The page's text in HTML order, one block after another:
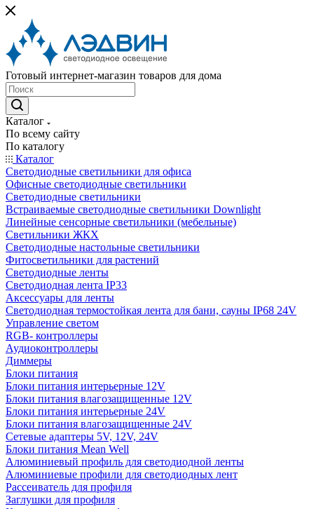
Готовый интернет-магазин товаров для дома
Каталог
По всему сайту
По каталогу
Каталог
Светодиодные светильники для офиса
Офисные светодиодные светильники
Светодиодные светильники
Встраиваемые светодиодные светильники Downlight
Линейные сенсорные светильники (мебельные)
Светильники ЖКХ
Светодиодные настольные светильники
Фитосветильники для растений
Светодиодные ленты
Светодиодная лента IP33
Аксессуары для ленты
Светодиодная термостойкая лента для бани, сауны IP68 24V
Управление светом
RGB- контроллеры
Аудиоконтроллеры
Диммеры
Блоки питания
Блоки питания интерьерные 12V
Блоки питания влагозащищенные 12V
Блоки питания интерьерные 24V
Блоки питания влагозащищенные 24V
Сетевые адаптеры 5V, 12V, 24V
Блоки питания Mean Well
Алюминиевый профиль для светодиодной ленты
Алюминиевые профили для светодиодных лент
Рассеиватель для профиля
Заглушки для профиля